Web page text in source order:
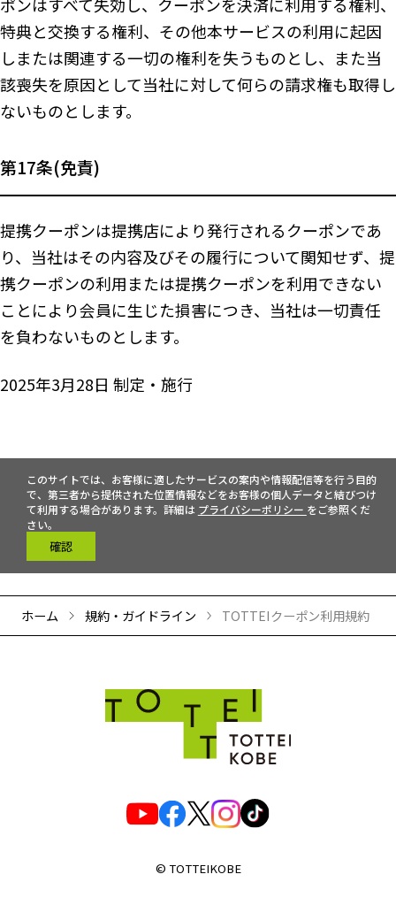
特典と交換する権利、その他本サービスの利用に起因
しまたは関連する一切の権利を失うものとし、また当
該喪失を原因として当社に対して何らの請求権も取得し
ないものとします。
第17条(免責)
提携クーポンは提携店により発行されるクーポンであ
り、当社はその内容及びその履行について関知せず、提
携クーポンの利用または提携クーポンを利用できない
ことにより会員に生じた損害につき、当社は一切責任
を負わないものとします。
2025年3月28日 制定・施行
このサイトでは、お客様に適したサービスの案内や情報配信等を行う目的
で、第三者から提供された位置情報などをお客様の個人データと結びつけ
て利用する場合があります。詳細は プライバシーポリシー をご参照くだ
さい。
確認
ホーム 規約・ガイドライン TOTTEIクーポン利用規約
© TOTTEIKOBE